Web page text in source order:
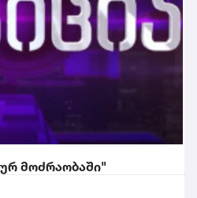
მოძრაობაში"